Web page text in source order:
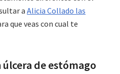
a Alicia Collado las
que veas con cual te
de estómago